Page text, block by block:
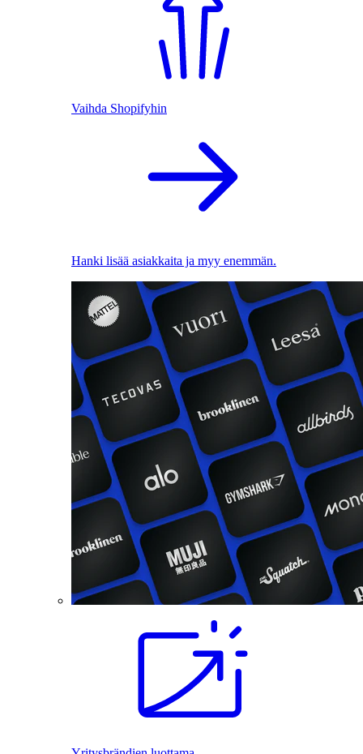
Vaihda Shopifyhin
Hanki lisää asiakkaita ja myy enemmän.